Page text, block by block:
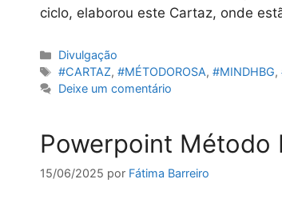
ciclo, elaborou este Cartaz, onde
Categorias
Divulgação
Etiquetas
#CARTAZ,#MÉTODOROSA,#MINDHBG,
Deixe um comentário
Powerpoint Método
15/06/2025 por Fátima Barreiro